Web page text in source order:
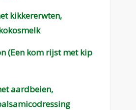
kikkererwten,
(Een kom rijst met kip
aardbeien,